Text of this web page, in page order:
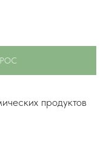
продуктов